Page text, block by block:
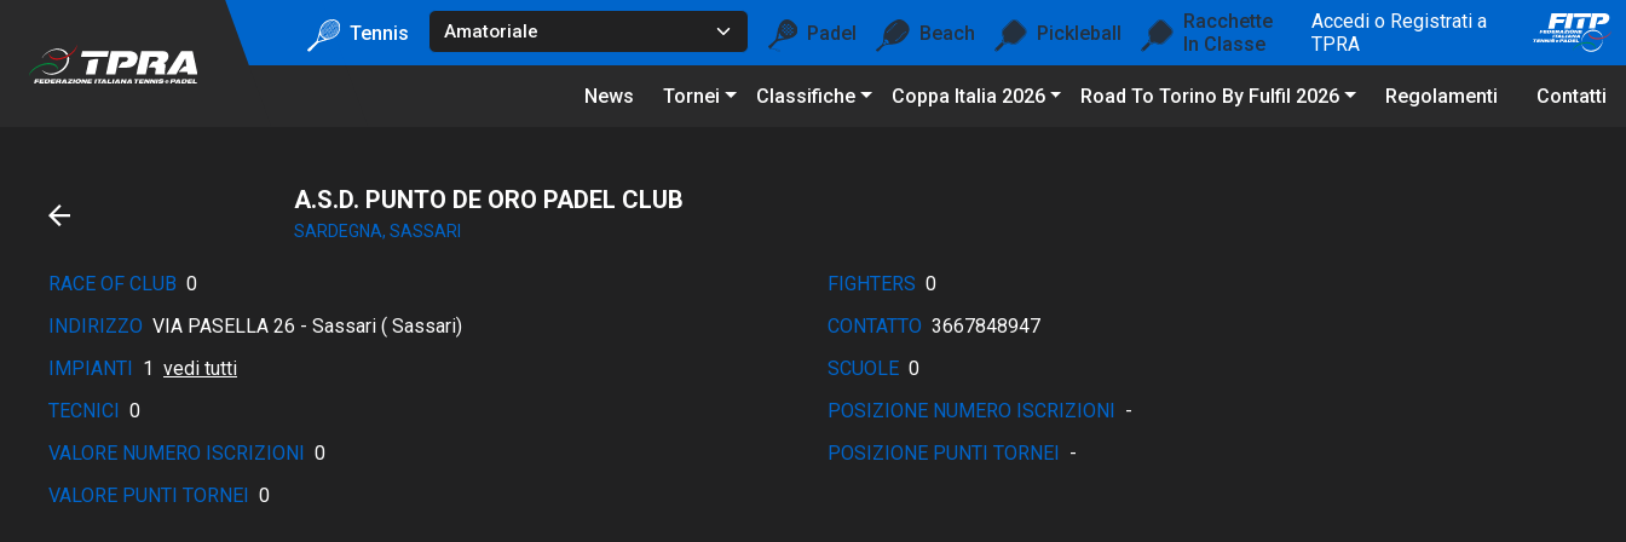
Tennis Padel Beach Pickleball
Racchette
In Classe
Accedi o Registrati a
TPRA
News Tornei Classifiche Coppa Italia 2026 Road To Torino By Fulfil 2026 Regolamenti Contatti
A.S.D. PUNTO DE ORO PADEL CLUB
SARDEGNA, SASSARI
RACE OF CLUB 0 FIGHTERS 0
INDIRIZZO VIA PASELLA 26 - Sassari ( Sassari) CONTATTO 3667848947
IMPIANTI 1 vedi tutti SCUOLE 0
TECNICI 0 POSIZIONE NUMERO ISCRIZIONI -
VALORE NUMERO ISCRIZIONI 0 POSIZIONE PUNTI TORNEI -
VALORE PUNTI TORNEI 0